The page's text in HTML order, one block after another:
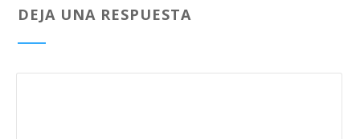
DEJA UNA RESPUESTA